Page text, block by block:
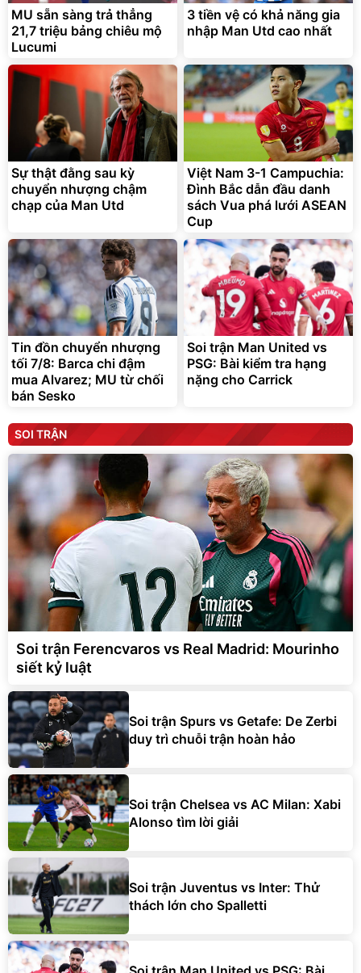
MU sẵn sàng trả thẳng
21,7 triệu bảng chiêu mộ
Lucumi
3 tiền vệ có khả năng gia
nhập Man Utd cao nhất
Sự thật đằng sau kỳ
chuyển nhượng chậm
chạp của Man Utd
Việt Nam 3-1 Campuchia:
Đình Bắc dẫn đầu danh
sách Vua phá lưới ASEAN
Cup
Tin đồn chuyển nhượng
tối 7/8: Barca chi đậm
mua Alvarez; MU từ chối
bán Sesko
Soi trận Man United vs
PSG: Bài kiểm tra hạng
nặng cho Carrick
SOI TRẬN
Soi trận Ferencvaros vs Real Madrid: Mourinho
siết kỷ luật
Soi trận Spurs vs Getafe: De Zerbi
duy trì chuỗi trận hoàn hảo
Soi trận Chelsea vs AC Milan: Xabi
Alonso tìm lời giải
Soi trận Juventus vs Inter: Thử
thách lớn cho Spalletti